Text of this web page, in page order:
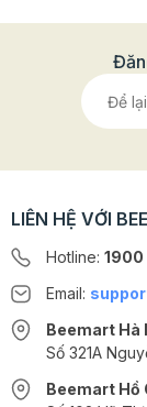
LIÊN HỆ VỚI
Hotline:
Email:
Beemart Hà
Số 321A
Beemart Hồ